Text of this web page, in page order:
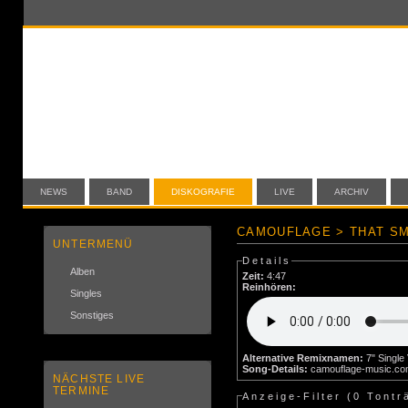
NEWS BAND DISKOGRAFIE LIVE ARCHIV
UNTERMENÜ
Alben
Singles
Sonstiges
NÄCHSTE LIVE
TERMINE
CAMOUFLAGE > THAT
Details
Zeit: 4:47
Reinhören:
Alternative Remixnamen:
Song-Details: camouflage-
Anzeige-Filter (0